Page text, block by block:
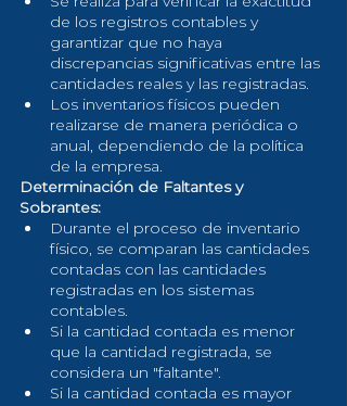
de los registros contables y
garantizar que no haya
discrepancias significativas entre las
cantidades reales y las registradas.
Los inventarios físicos pueden
realizarse de manera periódica o
anual, dependiendo de la política
de la empresa.
Determinación de Faltantes y
Sobrantes:
Durante el proceso de inventario
físico, se comparan las cantidades
contadas con las cantidades
registradas en los sistemas
contables.
Si la cantidad contada es menor
que la cantidad registrada, se
considera un "faltante".
Si la cantidad contada es mayor